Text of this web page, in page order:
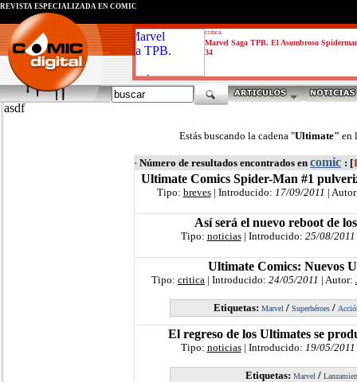
critica
Marvel Saga TPB. El Asombroso
34
REVISTA ESPECIALIZADA EN CÓMIC
asdf
Estás buscando la cadena "Ultimate" en
· Número de resultados encontrados en comic : [
Ultimate Comics Spider-Man #1
Tipo: breves| Introducido: 17/09/2011 |
Así será el nuevo reboot de
Tipo: noticias| Introducido: 25/08/2011
Ultimate Comics: Nuevos
Tipo: critica | Introducido: 24/05/2011 | Autor:
Etiquetas: Marvel / Superhéroes /
El regreso de los Ultimates se
Tipo: noticias| Introducido: 19/05/2011
Etiquetas: Marvel /